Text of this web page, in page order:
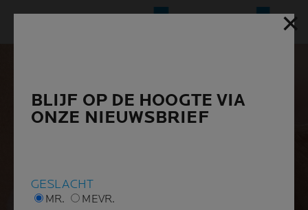
✕
BLIJF OP DE HOOGTE VIA
ONZE NIEUWSBRIEF
GESLACHT
MR. MEVR.
✕
BLIJF OP DE HOOGTE VIA
ONZE NIEUWSBRIEF
GESLACHT
MR. MEVR.